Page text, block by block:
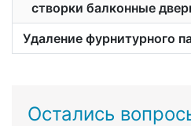
створки балконные
Удаление фурнитурного
Остались